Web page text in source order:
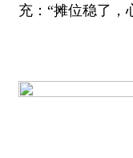
充：“摊位稳了，